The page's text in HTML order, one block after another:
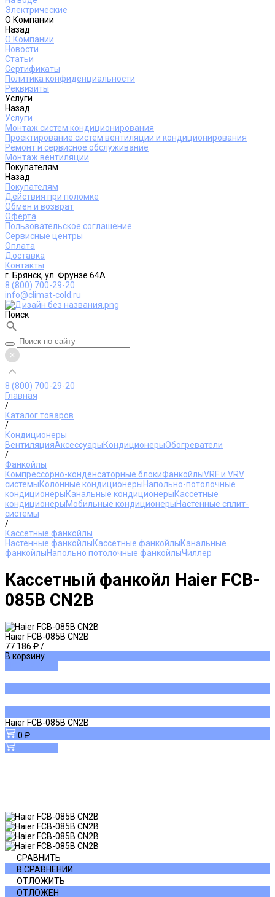
Электрические
О Компании
Назад
О Компании
Новости
Статьи
Сертификаты
Политика конфиденциальности
Реквизиты
Услуги
Назад
Услуги
Монтаж систем кондиционирования
Проектирование систем вентиляции и кондиционирования
Ремонт и сервисное обслуживание
Монтаж вентиляции
Покупателям
Назад
Покупателям
Действия при поломке
Обмен и возврат
Оферта
Пользовательское соглашение
Сервисные центры
Оплата
Доставка
Контакты
г. Брянск, ул. Фрунзе 64А
8 (800) 700-29-20
info@climat-cold.ru
Поиск
8 (800) 700-29-20
Главная
/
Каталог товаров
/
Кондиционеры
ВентиляцияАксессуарыКондиционерыОбогреватели
/
Фанкойлы
Компрессорно-конденсаторные блокиФанкойлыVRF и VRV
системыКолонные кондиционерыНапольно-потолочные
кондиционерыКанальные кондиционерыКассетные
кондиционерыМобильные кондиционерыНастенные сплит-
системы
/
Кассетные фанкойлы
Настенные фанкойлыКассетные фанкойлыКанальные
фанкойлыНапольно потолочные фанкойлыЧиллер
Кассетный фанкойл Haier FCB-
085B CN2B
Haier FCB-085B CN2B
77 186 ₽/
В корзину
Haier FCB-085B CN2B
0 ₽
СРАВНИТЬ
В СРАВНЕНИИ
ОТЛОЖИТЬ
ОТЛОЖЕН